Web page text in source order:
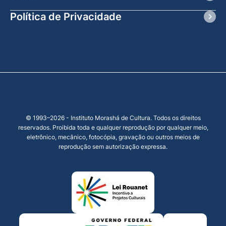
Política de Privacidade
© 1993–2026 - Instituto Morashá de Cultura. Todos os direitos
reservados. Proibida toda e qualquer reprodução por qualquer meio,
eletrônico, mecânico, fotocópia, gravação ou outros meios de
reprodução sem autorização expressa.